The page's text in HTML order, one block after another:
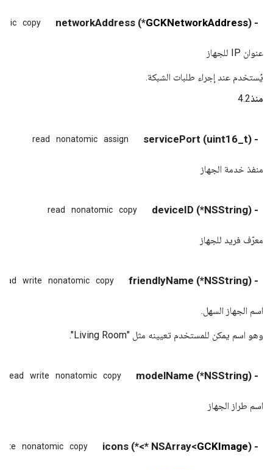
- (
GCKNetworkAddress
*) networkAddress
copy
عنوان IP للجهاز
يُستخدم عند إجراء طلبات الشبكة.
منذ4.2
- (uint16_t) servicePort
read nonatomic assign
منفذ خدمة الجهاز
- (NSString*) deviceID
read nonatomic copy
معرّف فريد للجهاز
- (NSString*) friendlyName
write nonatomic copy
اسم الجهاز السهل.
وهو اسم يمكن للمستخدم تعيينه مثل "Living Room".
- (NSString*) modelName
read write nonatomic copy
اسم طراز الجهاز
- (NSArray<
GCKImage
*>*) icons
nonatomic copy